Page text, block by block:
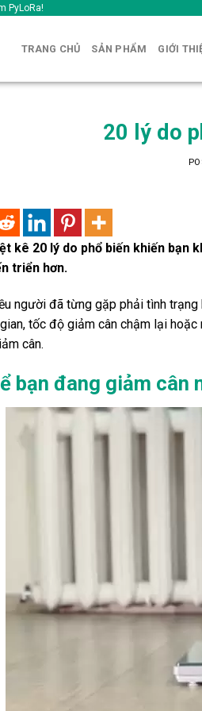
PyLoRa!
TRANG CHỦ SẢN PHẨM GIỚI
20 lý do
kê 20 lý do phổ biến khiến bạn
triển hơn.
người đã từng gặp phải tình
tốc độ giảm cân chậm lại
cân.
bạn đang giảm cân